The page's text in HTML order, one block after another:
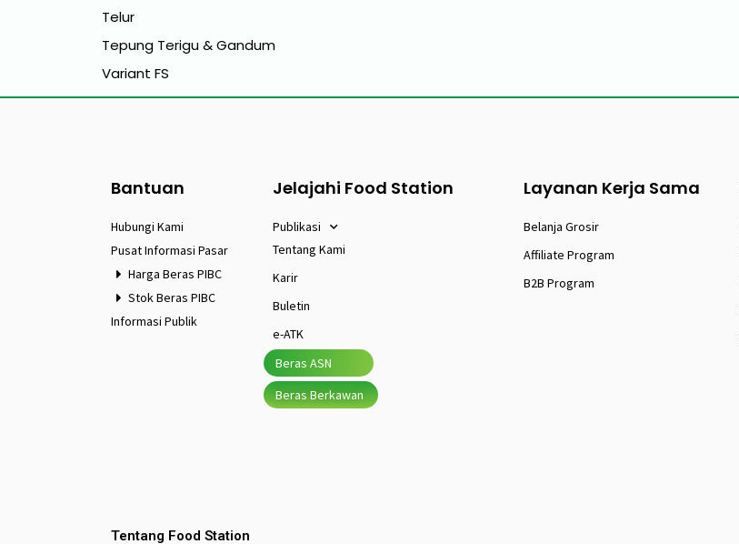
Telur
Tepung Terigu & Gandum
Variant FS
Bantuan
Hubungi Kami
Pusat Informasi Pasar
Harga Beras PIBC
Stok Beras PIBC
Informasi Publik
Jelajahi Food Station
Publikasi
Tentang Kami
Karir
Buletin
e-ATK
Beras ASN
Beras Berkawan
Layanan Kerja Sama
Belanja Grosir
Affiliate Program
B2B Program
Tentang Food Station